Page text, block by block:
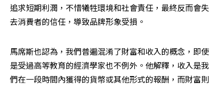
追求短期利潤，不惜犧牲環境和社會責任，最終反而會失
去消費者的信任，導致品牌形象受損。
馬席斯也認為，我們普遍混淆了財富和收入的概念，即使
是受過高等教育的經濟學家也不例外。他解釋，收入是我
們在一段時間內獲得的貨幣或其他形式的報酬，而財富則